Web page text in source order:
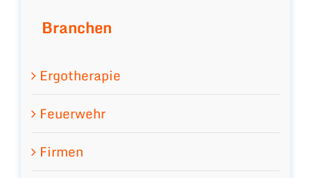
Branchen
Ergotherapie
Feuerwehr
Firmen